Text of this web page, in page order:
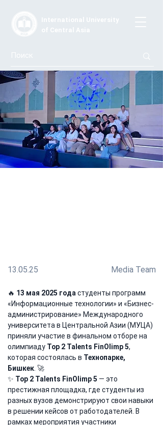
International University
of Central Asia
13.05.25 Media Team
🔥 13 мая 2025 года студенты программ
«Информационные технологии» и «Бизнес-
администрирование» Международного
университета в Центральной Азии (МУЦА)
приняли участие в финальном отборе на
олимпиаду Top 2 Talents FinOlimp 5,
которая состоялась в Технопарке,
Бишкек . 🚀
✨ Top 2 Talents FinOlimp 5 — это
престижная площадка, где студенты из
разных вузов демонстрируют свои навыки
в решении кейсов от работодателей. В
рамках мероприятия участники